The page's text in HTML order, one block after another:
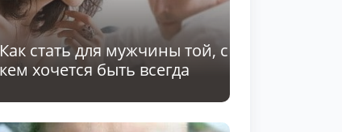
Как стать для мужчины той, с
кем хочется быть всегда